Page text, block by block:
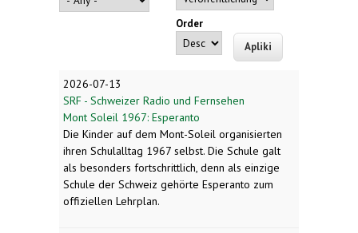
Order
2026-07-13
SRF - Schweizer Radio und Fernsehen
Mont Soleil 1967: Esperanto
Die Kinder auf dem Mont-Soleil organisierten
ihren Schulalltag 1967 selbst. Die Schule galt
als besonders fortschrittlich, denn als einzige
Schule der Schweiz gehörte Esperanto zum
offiziellen Lehrplan.